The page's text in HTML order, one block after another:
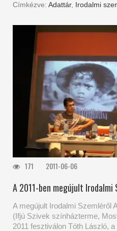
Címkézve: Adattár, Irodalmi
171 2011-06-06
A 2011-ben megújult Irodalmi
A megújult Irodalmi Szemléről
(Ifjú Szivek színházterme,
2011 fesztiválon Tóth László,